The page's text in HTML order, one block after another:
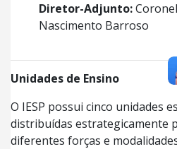
Diretor-Adjunto:
Nascimento Barroso
Unidades de Ensino
O IESP possui cinco unidades
distribuídas estrategicamente
diferentes forças e